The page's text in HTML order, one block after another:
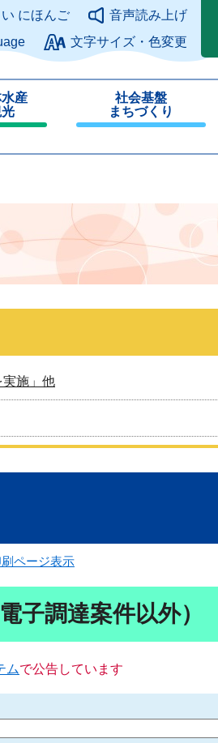
このページの本文へ
にほんご
音声読み上げ
文字サイズ・色変更
産
社会基盤
まちづくり
じ
実施」他
ページ表示
子調達案件以外）
ムで公告しています